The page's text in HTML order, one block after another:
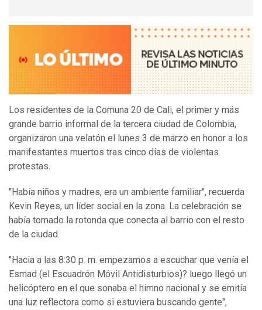
Los residentes de la Comuna 20 de Cali, el primer y más
grande barrio informal de la tercera ciudad de Colombia,
organizaron una velatón el lunes 3 de marzo en honor a los
manifestantes muertos tras cinco días de violentas
protestas.
"Había niños y madres, era un ambiente familiar", recuerda
Kevin Reyes, un líder social en la zona. La celebración se
había tomado la rotonda que conecta al barrio con el resto
de la ciudad.
"Hacia a las 8:30 p. m. empezamos a escuchar que venía el
Esmad (el Escuadrón Móvil Antidisturbios)? luego llegó un
helicóptero en el que sonaba el himno nacional y se emitía
una luz reflectora como si estuviera buscando gente",